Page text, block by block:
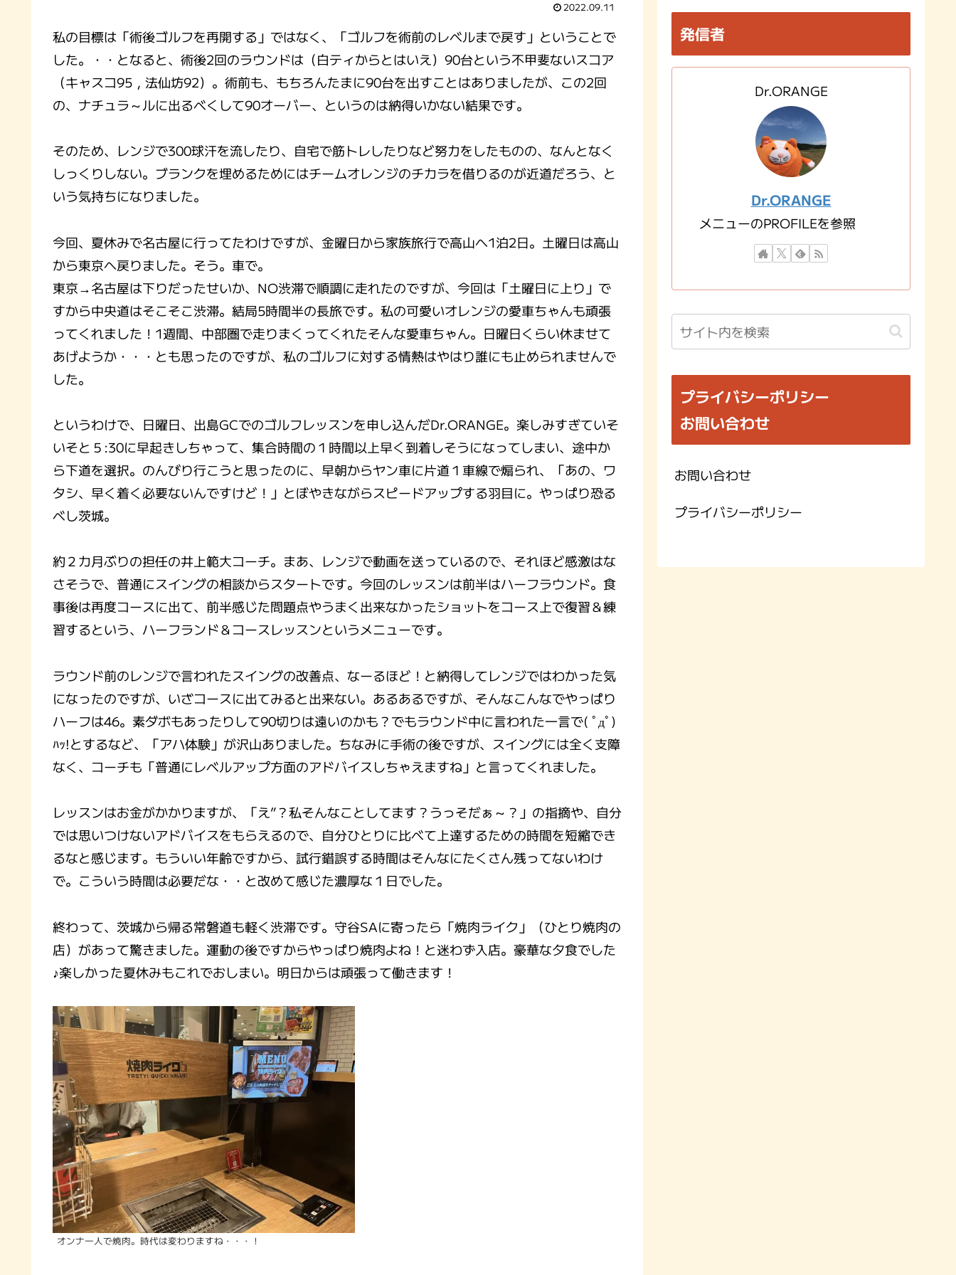
2022.09.11
私の目標は「術後ゴルフを再開する」ではなく、「ゴルフを術前のレベルまで戻す」ということで
した。・・となると、術後2回のラウンドは（白ティからとはいえ）90台という不甲斐ないスコア
（キャスコ95，法仙坊92）。術前も、もちろんたまに90台を出すことはありましたが、この2回
の、ナチュラ～ルに出るべくして90オーバー、というのは納得いかない結果です。
そのため、レンジで300球汗を流したり、自宅で筋トレしたりなど努力をしたものの、なんとなく
しっくりしない。ブランクを埋めるためにはチームオレンジのチカラを借りるのが近道だろう、と
いう気持ちになりました。
今回、夏休みで名古屋に行ってたわけですが、金曜日から家族旅行で高山へ1泊2日。土曜日は高山
から東京へ戻りました。そう。車で。
東京→名古屋は下りだったせいか、NO渋滞で順調に走れたのですが、今回は「土曜日に上り」で
すから中央道はそこそこ渋滞。結局5時間半の長旅です。私の可愛いオレンジの愛車ちゃんも頑張
ってくれました！1週間、中部圏で走りまくってくれたそんな愛車ちゃん。日曜日くらい休ませて
あげようか・・・とも思ったのですが、私のゴルフに対する情熱はやはり誰にも止められませんで
した。
というわけで、日曜日、出島GCでのゴルフレッスンを申し込んだDr.ORANGE。楽しみすぎていそ
いそと５:30に早起きしちゃって、集合時間の１時間以上早く到着しそうになってしまい、途中か
ら下道を選択。のんびり行こうと思ったのに、早朝からヤン車に片道１車線で煽られ、「あの、ワ
タシ、早く着く必要ないんですけど！」とぼやきながらスピードアップする羽目に。やっぱり恐る
べし茨城。
約２カ月ぶりの担任の井上範大コーチ。まあ、レンジで動画を送っているので、それほど感激はな
さそうで、普通にスイングの相談からスタートです。今回のレッスンは前半はハーフラウンド。食
事後は再度コースに出て、前半感じた問題点やうまく出来なかったショットをコース上で復習＆練
習するという、ハーフランド＆コースレッスンというメニューです。
ラウンド前のレンジで言われたスイングの改善点、なーるほど！と納得してレンジではわかった気
になったのですが、いざコースに出てみると出来ない。あるあるですが、そんなこんなでやっぱり
ハーフは46。素ダボもあったりして90切りは遠いのかも？でもラウンド中に言われた一言で( ﾟдﾟ)
ﾊｯ!とするなど、「アハ体験」が沢山ありました。ちなみに手術の後ですが、スイングには全く支障
なく、コーチも「普通にレベルアップ方面のアドバイスしちゃえますね」と言ってくれました。
レッスンはお金がかかりますが、「え”？私そんなことしてます？うっそだぁ～？」の指摘や、自分
では思いつけないアドバイスをもらえるので、自分ひとりに比べて上達するための時間を短縮でき
るなと感じます。もういい年齢ですから、試行錯誤する時間はそんなにたくさん残ってないわけ
で。こういう時間は必要だな・・と改めて感じた濃厚な１日でした。
終わって、茨城から帰る常磐道も軽く渋滞です。守谷SAに寄ったら「焼肉ライク」（ひとり焼肉の
店）があって驚きました。運動の後ですからやっぱり焼肉よね！と迷わず入店。豪華な夕食でした
♪楽しかった夏休みもこれでおしまい。明日からは頑張って働きます！
オンナ一人で焼肉。時代は変わりますね・・・！
発信者
Dr.ORANGE
Dr.ORANGE
メニューのPROFILEを参照
プライバシーポリシー
お問い合わせ
お問い合わせ
プライバシーポリシー